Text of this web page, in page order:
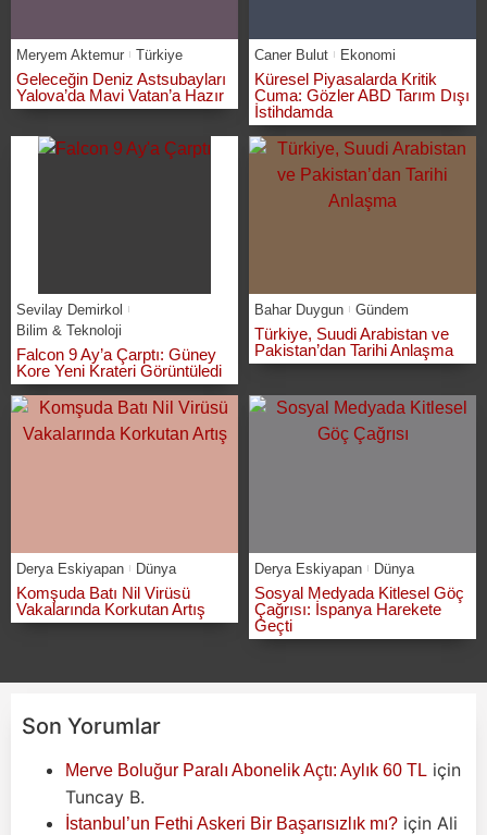
Meryem Aktemur Türkiye
Geleceğin Deniz Astsubayları
Yalova’da Mavi Vatan’a Hazır
Caner Bulut Ekonomi
Küresel Piyasalarda Kritik
Cuma: Gözler ABD Tarım Dışı
İstihdamda
Sevilay Demirkol
Bilim & Teknoloji
Falcon 9 Ay’a Çarptı: Güney
Kore Yeni Krateri Görüntüledi
Bahar Duygun Gündem
Türkiye, Suudi Arabistan ve
Pakistan’dan Tarihi Anlaşma
Derya Eskiyapan Dünya
Komşuda Batı Nil Virüsü
Vakalarında Korkutan Artış
Derya Eskiyapan Dünya
Sosyal Medyada Kitlesel Göç
Çağrısı: İspanya Harekete
Geçti
Son Yorumlar
Merve Boluğur Paralı Abonelik Açtı: Aylık 60 TL için
Tuncay B.
İstanbul’un Fethi Askeri Bir Başarısızlık mı? için Ali